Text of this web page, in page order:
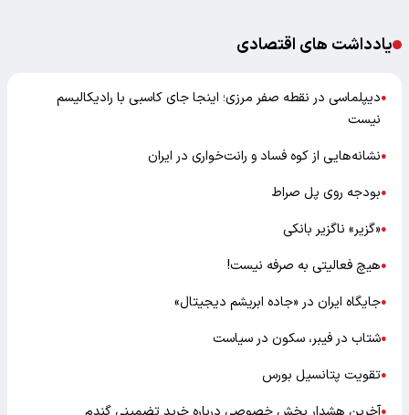
یادداشت های اقتصادی
●دیپلماسی در نقطه صفر مرزی؛ اینجا جای کاسبی با رادیکالیسم
نیست
●نشانه‌هایی از کوه فساد و رانت‌خواری در ایران
●بودجه روی پل صراط
●«گزیر» ناگزیر بانکی
●هیچ فعالیتی به صرفه نیست!
●جایگاه ایران در «جاده ابریشم دیجیتال»
●شتاب در فیبر، سکون در سیاست
●تقویت پتانسیل بورس